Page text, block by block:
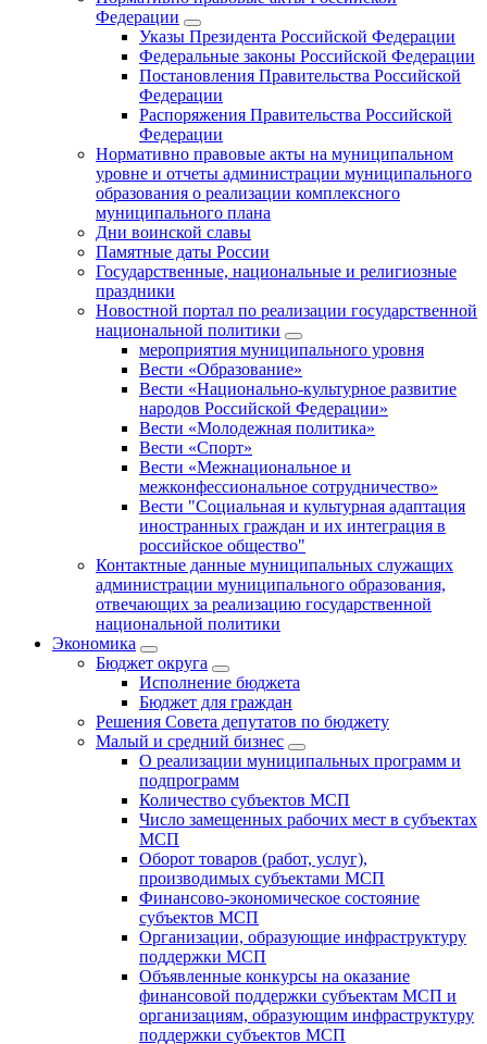
Федерации
Указы Президента Российской Федерации
Федеральные законы Российской Федерации
Постановления Правительства Российской
Федерации
Распоряжения Правительства Российской
Федерации
Нормативно правовые акты на муниципальном
уровне и отчеты администрации муниципального
образования о реализации комплексного
муниципального плана
Дни воинской славы
Памятные даты России
Государственные, национальные и религиозные
праздники
Новостной портал по реализации государственной
национальной политики
мероприятия муниципального уровня
Вести «Образование»
Вести «Национально-культурное развитие
народов Российской Федерации»
Вести «Молодежная политика»
Вести «Спорт»
Вести «Межнациональное и
межконфессиональное сотрудничество»
Вести "Социальная и культурная адаптация
иностранных граждан и их интеграция в
российское общество"
Контактные данные муниципальных служащих
администрации муниципального образования,
отвечающих за реализацию государственной
национальной политики
Экономика
Бюджет округa
Исполнение бюджета
Бюджет для граждан
Решения Совета депутатов по бюджету
Малый и средний бизнес
О реализации муниципальных программ и
подпрограмм
Количество субъектов МСП
Число замещенных рабочих мест в субъектах
МСП
Оборот товаров (работ, услуг),
производимых субъектами МСП
Финансово-экономическое состояние
субъектов МСП
Организации, образующие инфраструктуру
поддержки МСП
Объявленные конкурсы на оказание
финансовой поддержки субъектам МСП и
организациям, образующим инфраструктуру
поддержки субъектов МСП